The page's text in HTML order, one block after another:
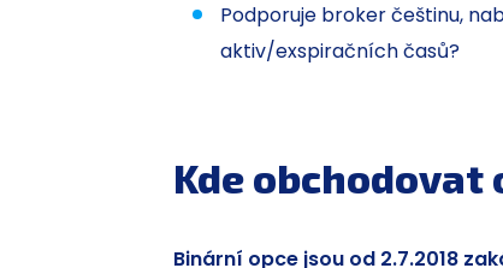
Podporuje broker češtinu,
aktiv/exspiračních časů?
Kde obchodovat
Binární opce jsou od 2.7.2018